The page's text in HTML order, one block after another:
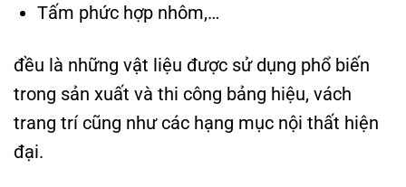
Tấm phức hợp nhôm,…
đều là những vật liệu được sử dụng phổ biến
trong sản xuất và thi công bảng hiệu, vách
trang trí cũng như các hạng mục nội thất hiện
đại.